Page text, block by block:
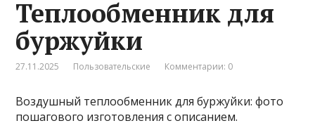
Теплообменник для
буржуйки
27.11.2025 Пользовательские Комментарии: 0
Воздушный теплообменник для буржуйки: фото
пошагового изготовления с описанием.